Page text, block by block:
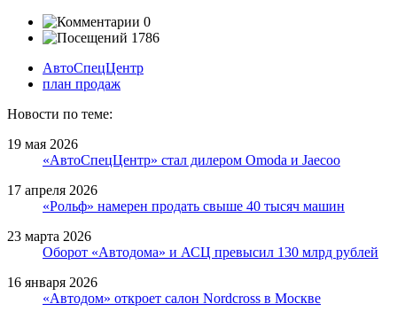
0
1786
АвтоСпецЦентр
план продаж
Новости по теме:
19 мая 2026
«АвтоСпецЦентр» стал дилером Omoda и Jaecoo
17 апреля 2026
«Рольф» намерен продать свыше 40 тысяч машин
23 марта 2026
Оборот «Автодома» и АСЦ превысил 130 млрд рублей
16 января 2026
«Автодом» откроет салон Nordcross в Москве